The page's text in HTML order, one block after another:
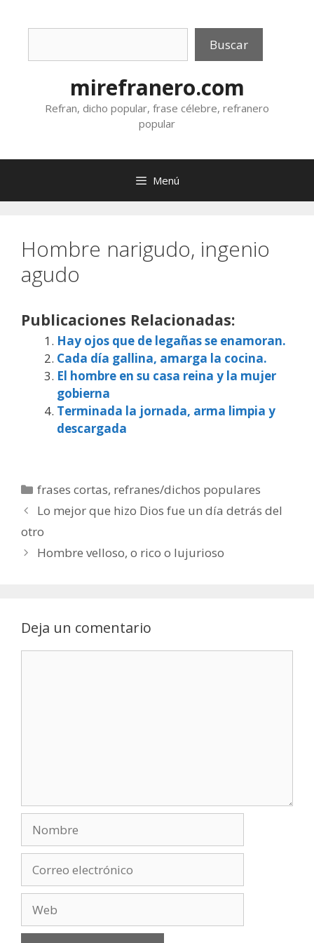
Buscar
mirefranero.com
Refran, dicho popular, frase célebre, refranero
popular
Menú
Hombre narigudo, ingenio
agudo
Publicaciones Relacionadas:
Hay ojos que de legañas se enamoran.
Cada día gallina, amarga la cocina.
El hombre en su casa reina y la mujer
gobierna
Terminada la jornada, arma limpia y
descargada
Categorías
frases cortas, refranes/dichos populares
Lo mejor que hizo Dios fue un día detrás del
otro
Hombre velloso, o rico o lujurioso
Deja un comentario
electrónico